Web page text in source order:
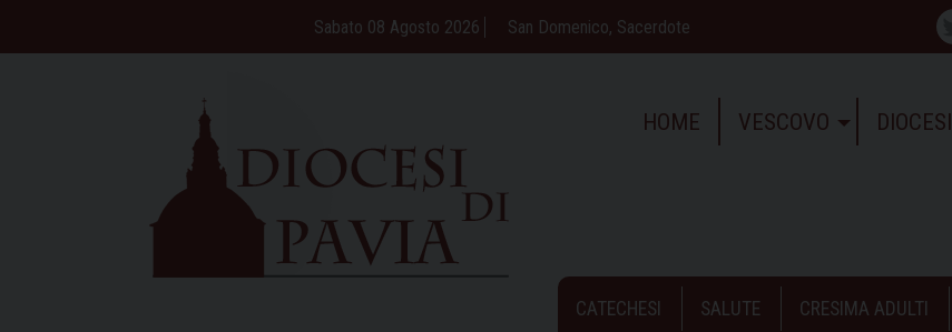
Sabato 08 Agosto 2026 San Domenico, Sacerdote
HOME VESCOVO DIOCESI
CATECHESI SALUTE CRESIMA ADULTI